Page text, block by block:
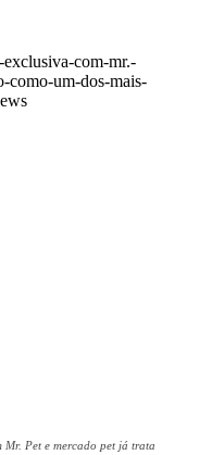
Mr. Pet e mercado pet já trata